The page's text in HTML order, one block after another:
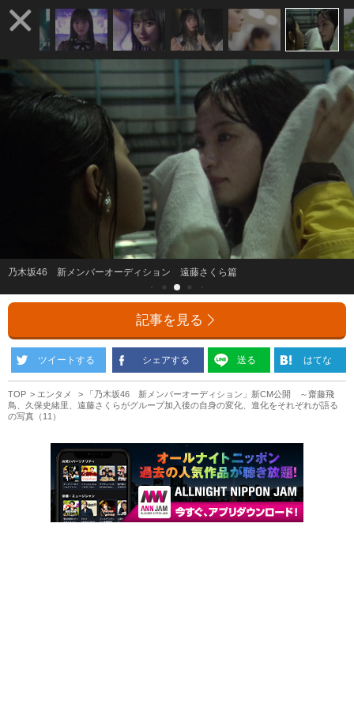
乃木坂46 新メンバーオーディション 遠藤さくら篇
記事を見る
ツイートする シェアする 送る はてな
TOP エンタメ
「乃木坂46 新メンバーオーディション」新CM公開 ～齋藤飛
鳥、久保史緒里、遠藤さくらがグループ加入後の自身の変化、進化をそれぞれが語る
の写真（11）